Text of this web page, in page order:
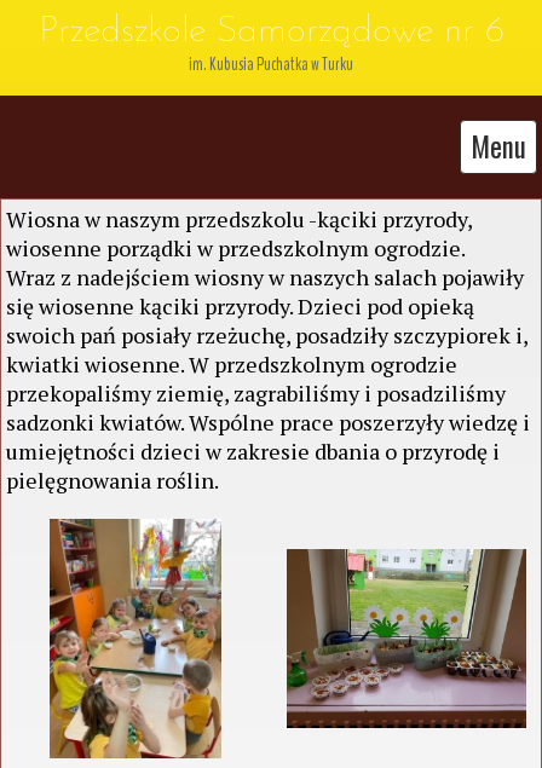
Przedszkole Samorządowe nr 6
im. Kubusia Puchatka w Turku
Menu
Wiosna w naszym przedszkolu -kąciki przyrody,
wiosenne porządki w przedszkolnym ogrodzie.
Wraz z nadejściem wiosny w naszych salach pojawiły
się wiosenne kąciki przyrody. Dzieci pod opieką
swoich pań posiały rzeżuchę, posadziły szczypiorek i,
kwiatki wiosenne. W przedszkolnym ogrodzie
przekopaliśmy ziemię, zagrabiliśmy i posadziliśmy
sadzonki kwiatów. Wspólne prace poszerzyły wiedzę i
umiejętności dzieci w zakresie dbania o przyrodę i
pielęgnowania roślin.